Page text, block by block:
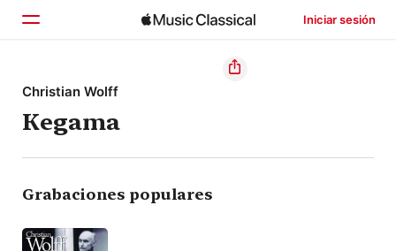
Iniciar sesión
Inicio
Explorar
Buscar
Christian Wolff
Kegama
Grabaciones populares